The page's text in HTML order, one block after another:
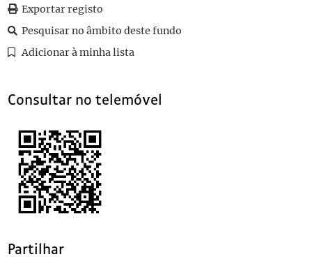
0082
Sem título
0085
0088 Sem título 1996-05-23
Exportar registo
Pesquisar no âmbito deste fundo
Adicionar à minha lista
Consultar no telemóvel
Partilhar